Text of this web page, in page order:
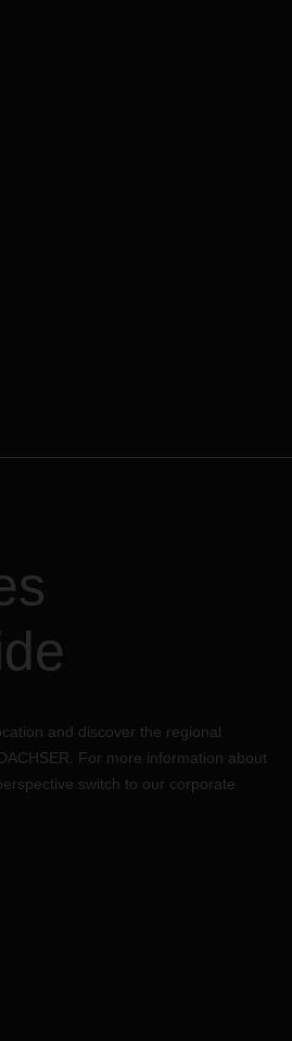
and discover the regional
For more information about
switch to our corporate